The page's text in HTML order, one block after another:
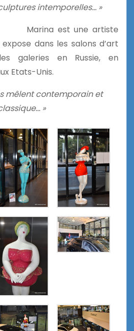
intemporelles… »
une artiste
dans les salons d’art
galeries en Russie, en
Etats-Unis.
mêlent contemporain et
»